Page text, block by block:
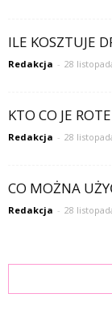
ILE KOSZTUJE
Redakcja - 28
KTO CO JE
Redakcja - 28
CO MOŻNA
Redakcja - 28